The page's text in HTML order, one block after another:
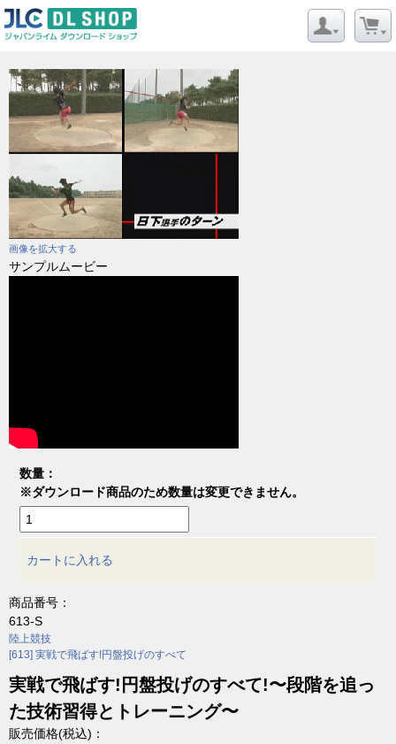
画像を拡大する
サンプルムービー
数量：
※ダウンロード商品のため数量は変更できません。
カートに入れる
商品番号：
613-S
陸上競技
[613] 実戦で飛ばす!円盤投げのすべて
実戦で飛ばす!円盤投げのすべて!〜段階を追っ
た技術習得とトレーニング〜
販売価格(税込)：